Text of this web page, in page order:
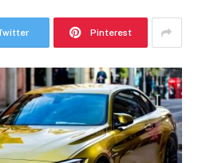
Pinterest